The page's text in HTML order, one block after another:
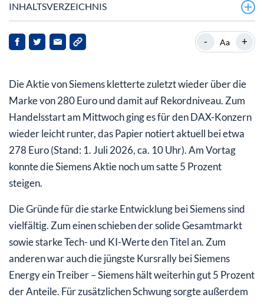
INHALTSVERZEICHNIS
Das sorgt für Schwung bei Siemens
- Aa +
Die Aktie von Siemens kletterte zuletzt wieder über die
Marke von 280 Euro und damit auf Rekordniveau. Zum
Handelsstart am Mittwoch ging es für den DAX-Konzern
wieder leicht runter, das Papier notiert aktuell bei etwa
278 Euro (Stand: 1. Juli 2026, ca. 10 Uhr). Am Vortag
konnte die Siemens Aktie noch um satte 5 Prozent
steigen.
Die Gründe für die starke Entwicklung bei Siemens sind
vielfältig. Zum einen schieben der solide Gesamtmarkt
sowie starke Tech- und KI-Werte den Titel an. Zum
anderen war auch die jüngste Kursrally bei Siemens
Energy ein Treiber – Siemens hält weiterhin gut 5 Prozent
der Anteile. Für zusätzlichen Schwung sorgte außerdem